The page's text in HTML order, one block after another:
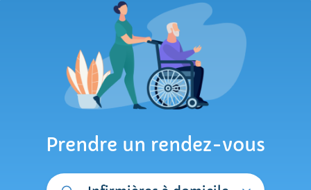
Prendre un rendez-vous